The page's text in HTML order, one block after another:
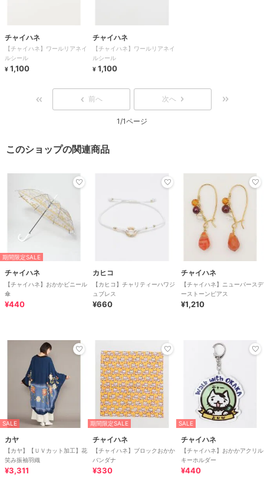
チャイハネ
【チャイハネ】ワールリアネイ
ルシール
¥ 1,100
チャイハネ
【チャイハネ】ワールリアネイ
ルシール
¥ 1,100
前へ 次へ
1/1ページ
このショップの関連商品
期間限定SALE
チャイハネ
【チャイハネ】おかかビニール
傘
¥440
カヒコ
【カヒコ】チャリティーハワジ
ュブレス
¥660
チャイハネ
【チャイハネ】ニューバースデ
ーストーンピアス
¥1,210
SALE
カヤ
【カヤ】【ＵＶカット加工】花
笑み振袖羽織
¥3,311
期間限定SALE
チャイハネ
【チャイハネ】ブロックおかか
バンダナ
¥330
SALE
チャイハネ
【チャイハネ】おかかアクリル
キーホルダー
¥440